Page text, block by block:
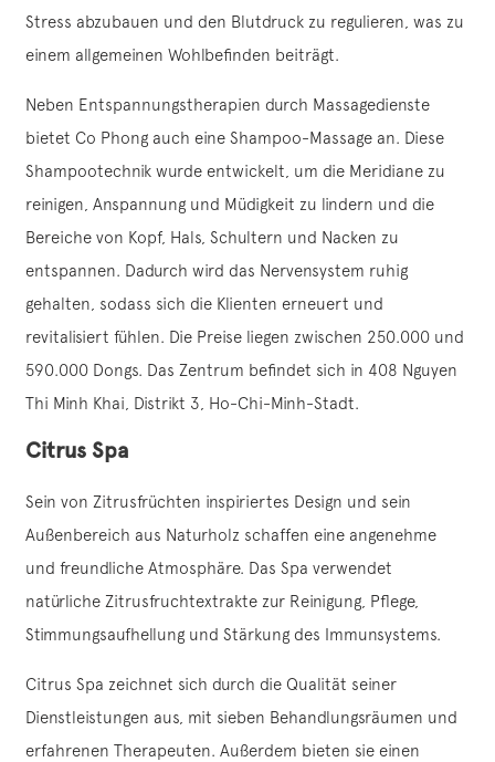
Stress abzubauen und den Blutdruck zu regulieren, was zu
einem allgemeinen Wohlbefinden beiträgt.
Neben Entspannungstherapien durch Massagedienste
bietet Co Phong auch eine Shampoo-Massage an. Diese
Shampootechnik wurde entwickelt, um die Meridiane zu
reinigen, Anspannung und Müdigkeit zu lindern und die
Bereiche von Kopf, Hals, Schultern und Nacken zu
entspannen. Dadurch wird das Nervensystem ruhig
gehalten, sodass sich die Klienten erneuert und
revitalisiert fühlen. Die Preise liegen zwischen 250.000 und
590.000 Dongs. Das Zentrum befindet sich in 408 Nguyen
Thi Minh Khai, Distrikt 3, Ho-Chi-Minh-Stadt.
Citrus Spa
Sein von Zitrusfrüchten inspiriertes Design und sein
Außenbereich aus Naturholz schaffen eine angenehme
und freundliche Atmosphäre. Das Spa verwendet
natürliche Zitrusfruchtextrakte zur Reinigung, Pflege,
Stimmungsaufhellung und Stärkung des Immunsystems.
Citrus Spa zeichnet sich durch die Qualität seiner
Dienstleistungen aus, mit sieben Behandlungsräumen und
erfahrenen Therapeuten. Außerdem bieten sie einen